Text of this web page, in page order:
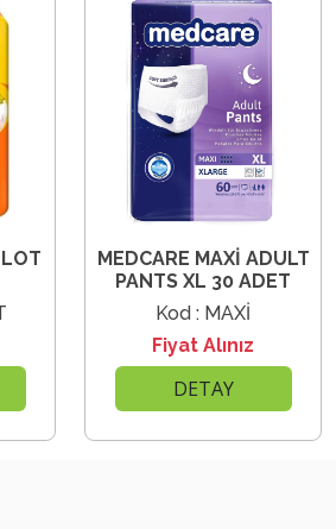
MEDCARE MAXİ ADULT
PANTS XL 30 ADET
Kod : MAXİ
Fiyat Alınız
DETAY